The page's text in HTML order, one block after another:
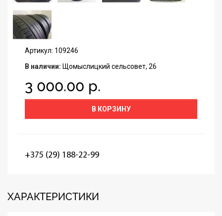
Артикул: 109246
В наличии: Щомыслицкий сельсовет, 26
3 000.00 р.
В КОРЗИНУ
+375 (29) 188-22-99
ХАРАКТЕРИСТИКИ